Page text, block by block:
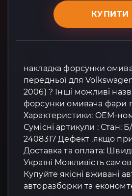
КУПИТИ
накладка форсунки
передньої для
2006) ? Інші можливі
форсунки омивача фари
Характеристики: OEM-
Сумісні артикули : Стан:
2408317 Дефект ,якщо
Доставка та оплата:
Україні Можливість
Купуйте якісні вживані
авторазборки та